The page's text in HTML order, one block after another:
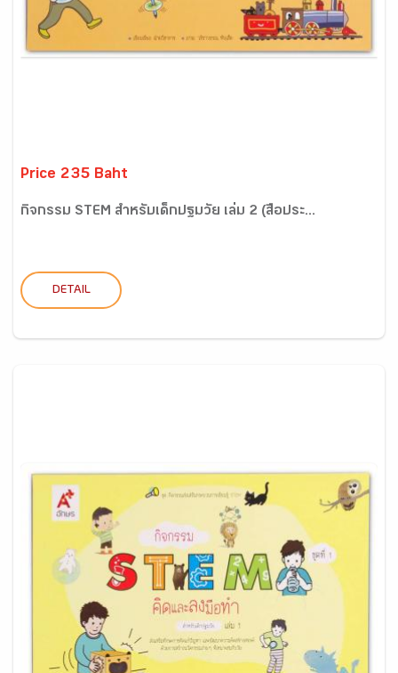
Price 235 Baht
กิจกรรม STEM สำหรับเด็กปฐมวัย เล่ม 2 (สื่อประ...
DETAIL